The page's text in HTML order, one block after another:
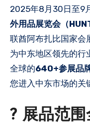
2025年8月30日至9
外用品展览会（
联酋阿布扎比国家会
为中东地区领先的行
全球的640+参展品
您进入中东市场的关
? 展品范